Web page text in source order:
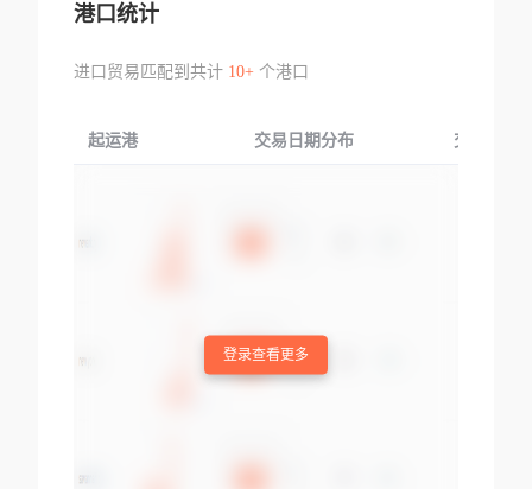
港口统计
进口贸易匹配到共计 10+个港口
起运港 交易日期分布 交易产品
登录查看更多